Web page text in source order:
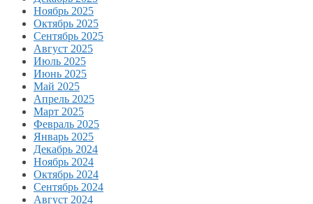
Ноябрь 2025
Октябрь 2025
Сентябрь 2025
Август 2025
Июль 2025
Июнь 2025
Май 2025
Апрель 2025
Март 2025
Февраль 2025
Январь 2025
Декабрь 2024
Ноябрь 2024
Октябрь 2024
Сентябрь 2024
Август 2024